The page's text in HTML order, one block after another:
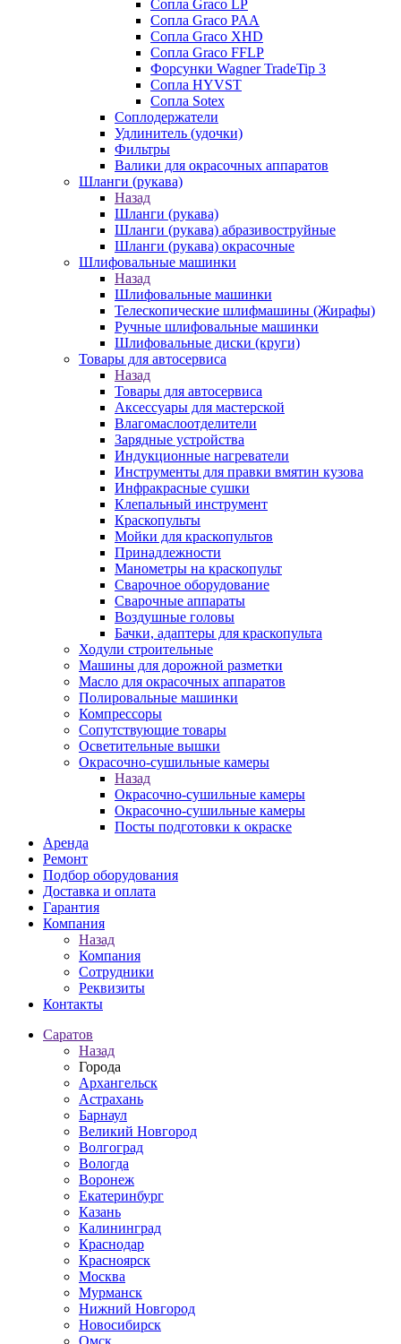
Сопла Graco LP
Сопла Graco PAA
Сопла Graco XHD
Сопла Graco FFLP
Форсунки Wagner TradeTip 3
Сопла HYVST
Сопла Sotex
Соплодержатели
Удлинитель (удочки)
Фильтры
Валики для окрасочных аппаратов
Шланги (рукава)
Назад
Шланги (рукава)
Шланги (рукава) абразивоструйные
Шланги (рукава) окрасочные
Шлифовальные машинки
Назад
Шлифовальные машинки
Телескопические шлифмашины (Жирафы)
Ручные шлифовальные машинки
Шлифовальные диски (круги)
Товары для автосервиса
Назад
Товары для автосервиса
Аксессуары для мастерской
Влагомаслоотделители
Зарядные устройства
Индукционные нагреватели
Инструменты для правки вмятин кузова
Инфракрасные сушки
Клепальный инструмент
Краскопульты
Мойки для краскопультов
Принадлежности
Манометры на краскопульт
Сварочное оборудование
Сварочные аппараты
Воздушные головы
Бачки, адаптеры для краскопульта
Ходули строительные
Машины для дорожной разметки
Масло для окрасочных аппаратов
Полировальные машинки
Компрессоры
Сопутствующие товары
Осветительные вышки
Окрасочно-сушильные камеры
Назад
Окрасочно-сушильные камеры
Окрасочно-сушильные камеры
Посты подготовки к окраске
Аренда
Ремонт
Подбор оборудования
Доставка и оплата
Гарантия
Компания
Назад
Компания
Сотрудники
Реквизиты
Контакты
Саратов
Назад
Города
Архангельск
Астрахань
Барнаул
Великий Новгород
Волгоград
Вологда
Воронеж
Екатеринбург
Казань
Калининград
Краснодар
Красноярск
Москва
Мурманск
Нижний Новгород
Новосибирск
Омск